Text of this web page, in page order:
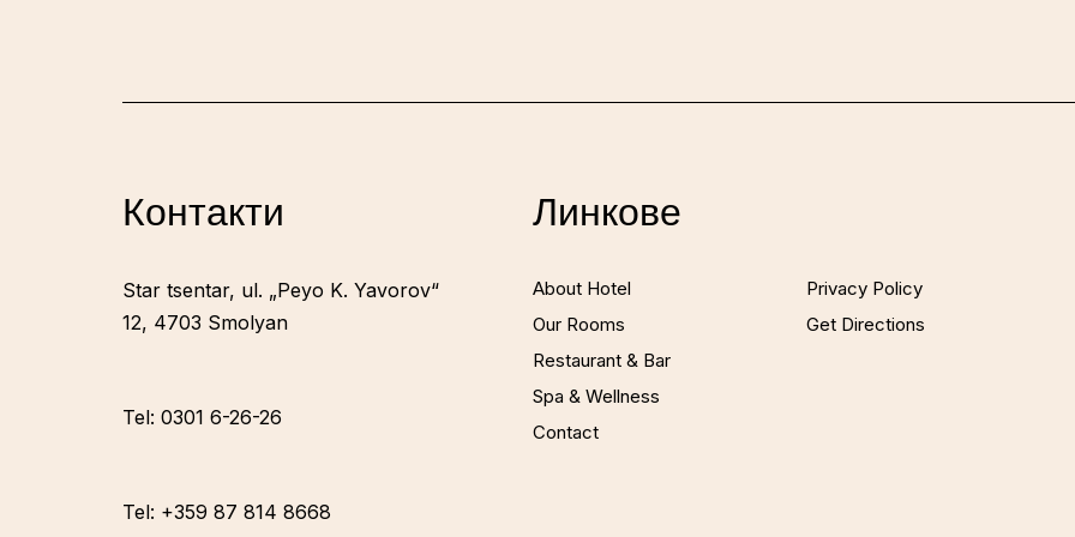
Контакти
Star tsentar, ul. „Peyo K. Yavorov“
12, 4703 Smolyan
Tel: 0301 6-26-26
Tel: +359 87 814 8668
Линкове
About Hotel
Our Rooms
Restaurant & Bar
Spa & Wellness
Contact
Privacy Policy
Get Directions